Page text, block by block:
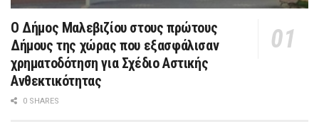
Ο Δήμος Μαλεβιζίου στους πρώτους
Δήμους της χώρας που εξασφάλισαν
χρηματοδότηση για Σχέδιο Αστικής
Ανθεκτικότητας
0 SHARES